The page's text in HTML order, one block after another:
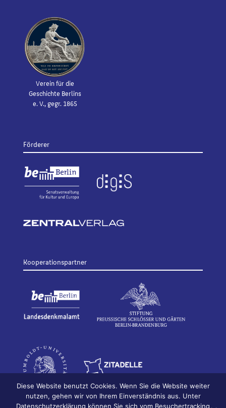
Verein für die
Geschichte Berlins
e. V., gegr. 1865
Förderer
Kooperationspartner
Diese Website benutzt Cookies. Wenn Sie die Website weiter
nutzen, gehen wir von Ihrem Einverständnis aus. Unter
Datenschutzerklärung können Sie sich vom Besuchertracking